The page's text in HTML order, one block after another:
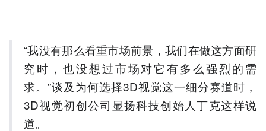
“我没有那么看重市场前景，我们在做这方面研
究时，也没想过市场对它有多么强烈的需
求。”谈及为何选择3D视觉这一细分赛道时，
3D视觉初创公司显扬科技创始人丁克这样说
道。